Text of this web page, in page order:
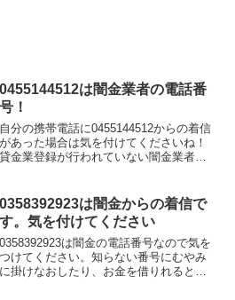
0455144512は闇金業者の電話番
号！
自分の携帯電話に0455144512からの着信
があった場合は気を付けてくださいね！
貸金業登録が行われていない闇金業者か
うか？」「今ならすぐにご融資可能なの
で条件だけでも...
0358392923は闇金からの着信で
す。気を付けてください
0358392923は闇金の電話番号なので気を
つけてください。知らない番号にむやみ
に掛けなおしたり、お金を借りれると思